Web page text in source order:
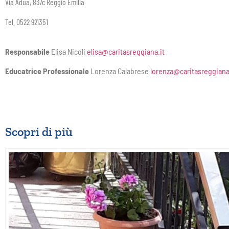
Tel. 0522 921351
Responsabile Elisa Nicoli elisa@caritasreggiana.it
Educatrice Professionale Lorenza Calabrese
Scopri di più